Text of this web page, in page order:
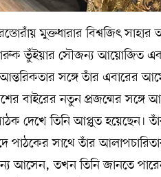
মুক্তধারার বিশ্বজিৎ সাহার
ভুঁইয়ার সৌজন্য আয়োজিত
সঙ্গে তাঁর এবারের
বাইরের নতুন প্রজন্মের
দেখে তিনি আপ্লুত হয়েছেন।
সাথে তাঁর
আসেন, তখন তিনি জানতে